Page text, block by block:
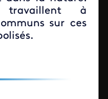
à
sur ces